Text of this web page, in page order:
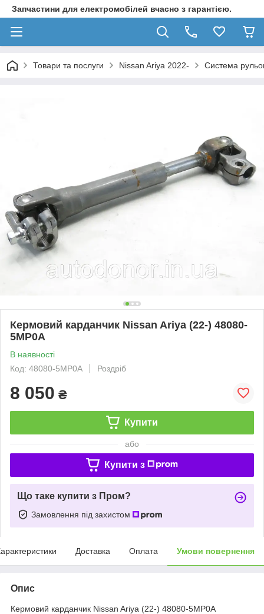
Запчастини для електромобілей вчасно з гарантією.
Товари та послуги Nissan Ariya 2022- Система
Кермовий карданчик Nissan Ariya (22-) 48080-
5MP0A
В наявності
Код: 48080-5MP0A
Роздріб
8 050 ₴
Купити
або
Купити з
Що таке купити з Пром?
Замовлення під захистом
Доставка Оплата Умови повернення
Опис
Кермовий карданчик Nissan Ariya (22-) 48080-5MP0A